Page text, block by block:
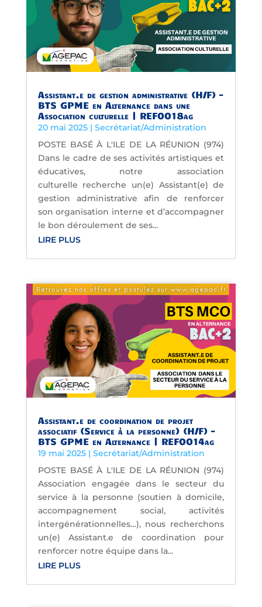
Assistant.e de gestion administrative (H/F) –
BTS GPME en Alternance dans une
Association culturelle | REF0018ag
20 mai 2025| Secrétariat/Administration
POSTE BASÉ À L'ILE DE LA RÉUNION (974)
Dans le cadre de ses activités artistiques et
éducatives, notre association
culturelle recherche un(e) Assistant(e) de
gestion administrative afin de renforcer
son organisation interne et d’accompagner
le bon déroulement de ses...
LIRE PLUS
Assistant.e de coordination de projet
associatif (Service à la personne) (H/F) –
BTS GPME en Alternance | REF0014ag
19 mai 2025| Secrétariat/Administration
POSTE BASÉ À L'ILE DE LA RÉUNION (974)
Association engagée dans le secteur du
service à la personne (soutien à domicile,
accompagnement social, activités
intergénérationnelles…), nous recherchons
un(e) Assistant.e de coordination pour
renforcer notre équipe dans la...
LIRE PLUS